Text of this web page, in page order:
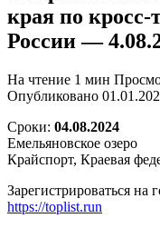
края по кросс-
России —
На чтение 1 мин
Опубликовано
Сроки: 04.08.2024
Емельяновское озеро
Крайспорт, Краевая
Зарегистрироваться
https://toplist.run